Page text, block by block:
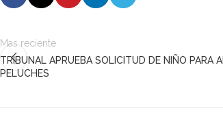
Mas reciente
TRIBUNAL APRUEBA SOLICITUD DE NIÑO PARA
PELUCHES